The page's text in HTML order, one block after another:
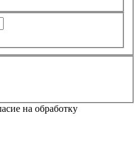
на обработку